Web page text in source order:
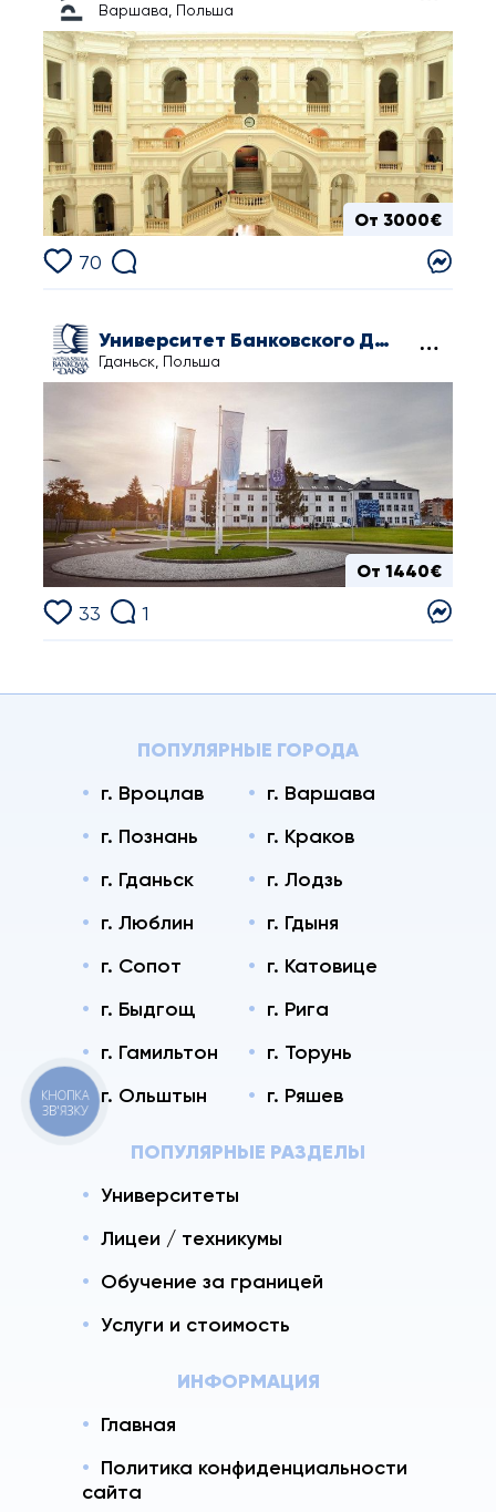
Варшава, Польша
От 3000€
70
Университет Банковского Дела в Гданьске
Гданьск, Польша
От 1440€
33 1
ПОПУЛЯРНЫЕ ГОРОДА
г. Вроцлав
г. Варшава
г. Познань
г. Краков
г. Гданьск
г. Лодзь
г. Люблин
г. Гдыня
г. Сопот
г. Катовице
г. Быдгощ
г. Рига
г. Гамильтон
г. Торунь
г. Ольштын
г. Ряшев
ПОПУЛЯРНЫЕ РАЗДЕЛЫ
Университеты
Лицеи / техникумы
Обучение за границей
Услуги и стоимость
ИНФОРМАЦИЯ
Главная
Политика конфиденциальности
сайта
КНОПКА
ЗВ'ЯЗКУ